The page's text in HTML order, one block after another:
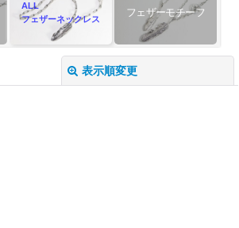
ALL
フェザーネックレス
フェザーモチーフ
表示順変更